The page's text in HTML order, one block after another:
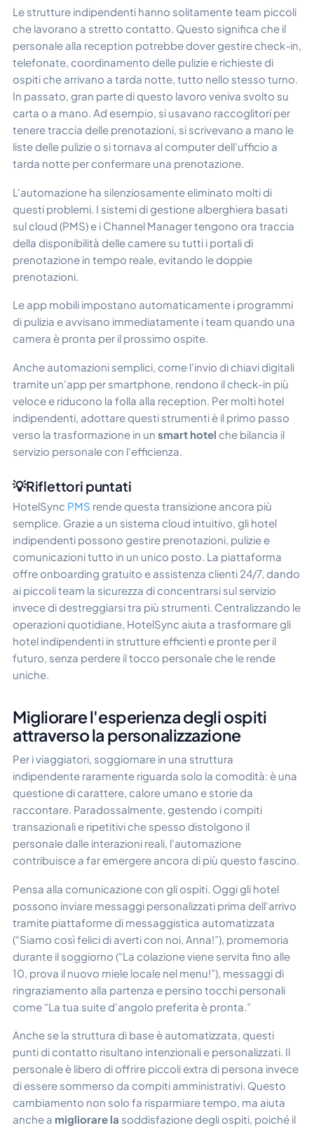
Le strutture indipendenti hanno solitamente team piccoli
che lavorano a stretto contatto. Questo significa che il
personale alla reception potrebbe dover gestire check-in,
telefonate, coordinamento delle pulizie e richieste di
ospiti che arrivano a tarda notte, tutto nello stesso turno.
In passato, gran parte di questo lavoro veniva svolto su
carta o a mano. Ad esempio, si usavano raccoglitori per
tenere traccia delle prenotazioni, si scrivevano a mano le
liste delle pulizie o si tornava al computer dell'ufficio a
tarda notte per confermare una prenotazione.
L'automazione ha silenziosamente eliminato molti di
questi problemi. I sistemi di gestione alberghiera basati
sul cloud (PMS) e i Channel Manager tengono ora traccia
della disponibilità delle camere su tutti i portali di
prenotazione in tempo reale, evitando le doppie
prenotazioni.
Le app mobili impostano automaticamente i programmi
di pulizia e avvisano immediatamente i team quando una
camera è pronta per il prossimo ospite.
Anche automazioni semplici, come l'invio di chiavi digitali
tramite un'app per smartphone, rendono il check-in più
veloce e riducono la folla alla reception. Per molti hotel
indipendenti, adottare questi strumenti è il primo passo
verso la trasformazione in un smart hotel che bilancia il
servizio personale con l'efficienza.
💡Riflettori puntati
HotelSync PMS rende questa transizione ancora più
semplice. Grazie a un sistema cloud intuitivo, gli hotel
indipendenti possono gestire prenotazioni, pulizie e
comunicazioni tutto in un unico posto. La piattaforma
offre onboarding gratuito e assistenza clienti 24/7, dando
ai piccoli team la sicurezza di concentrarsi sul servizio
invece di destreggiarsi tra più strumenti. Centralizzando le
operazioni quotidiane, HotelSync aiuta a trasformare gli
hotel indipendenti in strutture efficienti e pronte per il
futuro, senza perdere il tocco personale che le rende
uniche.
Migliorare l'esperienza degli ospiti
attraverso la personalizzazione
Per i viaggiatori, soggiornare in una struttura
indipendente raramente riguarda solo la comodità: è una
questione di carattere, calore umano e storie da
raccontare. Paradossalmente, gestendo i compiti
transazionali e ripetitivi che spesso distolgono il
personale dalle interazioni reali, l'automazione
contribuisce a far emergere ancora di più questo fascino.
Pensa alla comunicazione con gli ospiti. Oggi gli hotel
possono inviare messaggi personalizzati prima dell'arrivo
tramite piattaforme di messaggistica automatizzata
(“Siamo così felici di averti con noi, Anna!”), promemoria
durante il soggiorno (“La colazione viene servita fino alle
10, prova il nuovo miele locale nel menu!”), messaggi di
ringraziamento alla partenza e persino tocchi personali
come “La tua suite d'angolo preferita è pronta.”
Anche se la struttura di base è automatizzata, questi
punti di contatto risultano intenzionali e personalizzati. Il
personale è libero di offrire piccoli extra di persona invece
di essere sommerso da compiti amministrativi. Questo
cambiamento non solo fa risparmiare tempo, ma aiuta
anche a migliorare la soddisfazione degli ospiti, poiché il